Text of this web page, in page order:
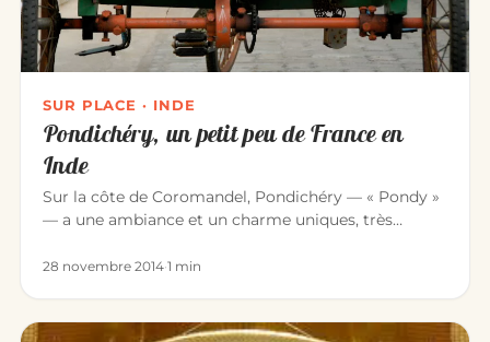
SUR PLACE · INDE
Pondichéry, un petit peu de France en
Inde
Sur la côte de Coromandel, Pondichéry — « Pondy »
— a une ambiance et un charme uniques, très
28 novembre 2014·1 min